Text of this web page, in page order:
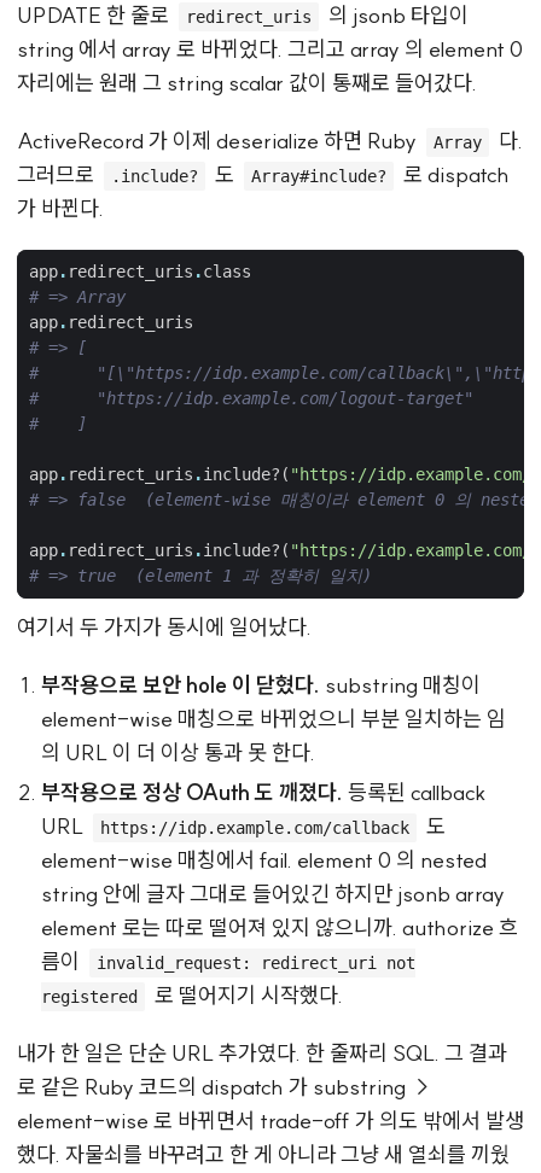
UPDATE 한 줄로 redirect_uris
의 jsonb 타입이
string 에서 array 로 바뀌었다. 그리고 array 의 element 0
자리에는 원래 그 string scalar 값이 통째로 들어갔다.
ActiveRecord 가 이제 deserialize 하면 Ruby Array
다.
그러므로
.include? 도 Array#include?
로 dispatch
가 바뀐다.
app. redirect_uris .class
# => Array
app. redirect_uris
# => [
#      "[\"https://idp.example.com/
#      "https://idp.example.com/logout-target"
#    ]
app. redirect_uris .include? ( "https://idp.example.com/
# => false  (element-wise 매칭이라 element 0 의
app. redirect_uris .include? ( "https://
# => true  (element 1 과 정확히 일치)
여기서 두 가지가 동시에 일어났다.
부작용으로 보안 hole 이 닫혔다. substring 매칭이
element-wise 매칭으로 바뀌었으니 부분 일치하는 임
의 URL 이 더 이상 통과 못 한다.
부작용으로 정상 OAuth 도 깨졌다. 등록된 callback
URL
https://idp.example.com/callback
도
element-wise 매칭에서 fail. element 0 의 nested
string 안에 글자 그대로 들어있긴 하지만 jsonb array
element 로는 따로 떨어져 있지 않으니까. authorize 흐
름이
invalid_request: redirect_uri not
registered
로 떨어지기 시작했다.
내가 한 일은 단순 URL 추가였다. 한 줄짜리 SQL. 그 결과
로 같은 Ruby 코드의 dispatch 가 substring →
element-wise 로 바뀌면서 trade-off 가 의도 밖에서 발생
했다. 자물쇠를 바꾸려고 한 게 아니라 그냥 새 열쇠를 끼웠